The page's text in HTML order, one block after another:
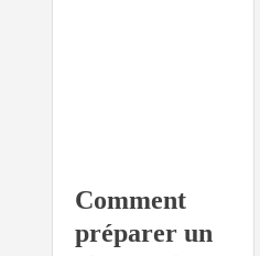
Comment
préparer un